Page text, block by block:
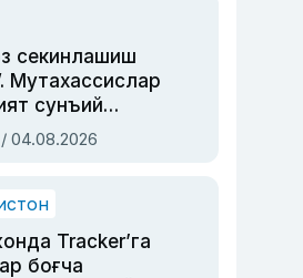
тўла ҳаёти
секинлашиш
Мутахассислар
сунъий
бошқара
04.08.2026
Tracker’га
боғча